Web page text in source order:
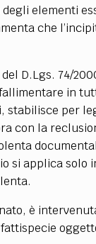
elementi
che
D.Lgs. 74/
in
stabilisce per
con la
si applica solo
è